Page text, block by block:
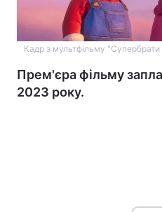
Кадр з мультфільму
Прем'єра фільму
2023 року.